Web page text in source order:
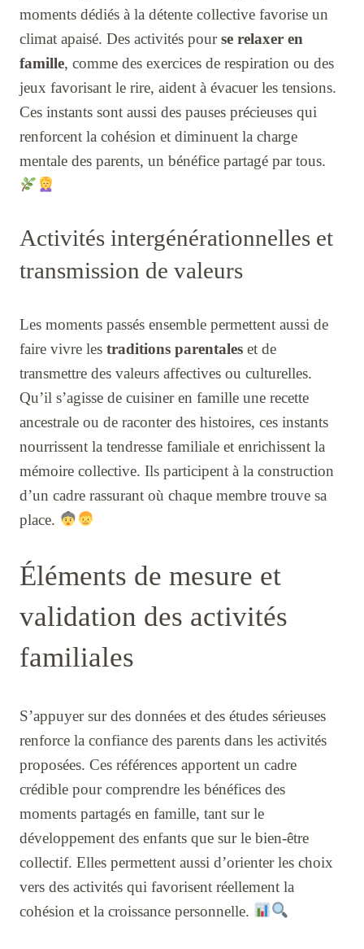
moments dédiés à la détente collective favorise un
climat apaisé. Des activités pourse relaxer en
famille, comme des exercices de respiration ou des
jeux favorisant le rire, aident à évacuer les tensions.
Ces instants sont aussi des pauses précieuses qui
renforcent la cohésion et diminuent la charge
mentale des parents, un bénéfice partagé par tous.
Activités intergénérationnelles et
transmission de valeurs
Les moments passés ensemble permettent aussi de
faire vivre les traditions parentales et de
transmettre des valeurs affectives ou culturelles.
Qu’il s’agisse de cuisiner en famille une recette
ancestrale ou de raconter des histoires, ces instants
nourrissent la tendresse familiale et enrichissent la
mémoire collective. Ils participent à la construction
d’un cadre rassurant où chaque membre trouve sa
place.
Éléments de mesure et
validation des activités
familiales
S’appuyer sur des données et des études sérieuses
renforce la confiance des parents dans les activités
proposées. Ces références apportent un cadre
crédible pour comprendre les bénéfices des
moments partagés en famille, tant sur le
développement des enfants que sur le bien-être
collectif. Elles permettent aussi d’orienter les choix
vers des activités qui favorisent réellement la
cohésion et la croissance personnelle.